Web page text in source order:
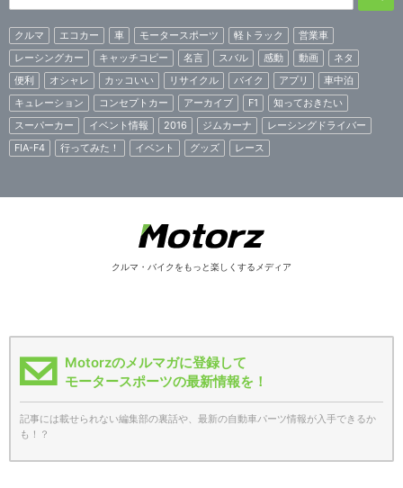
クルマ エコカー 車 モータースポーツ 軽トラック
営業車
レーシングカー
キャッチコピー 名言 スバル 感動 動画
ネタ
便利
オシャレ カッコいい リサイクル バイク アプリ
車中泊
キュレーション
コンセプトカー アーカイブ F1
知っておきたい
スーパーカー
イベント情報 2016 ジムカーナ
レーシングドライバー
FIA-F4
行ってみた！ イベント グッズ レース
クルマ・バイクをもっと楽しくするメディア
Motorzのメルマガに登録して
モータースポーツの最新情報を！
記事には載せられない編集部の裏話や、最新の自動車パーツ情報が入手できるか
も！？